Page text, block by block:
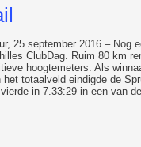
25 september 2016 – Nog
ClubDag. Ruim 80 km
hoogtemeters. Als
het totaalveld eindigde de
in 7.33:29 in een van